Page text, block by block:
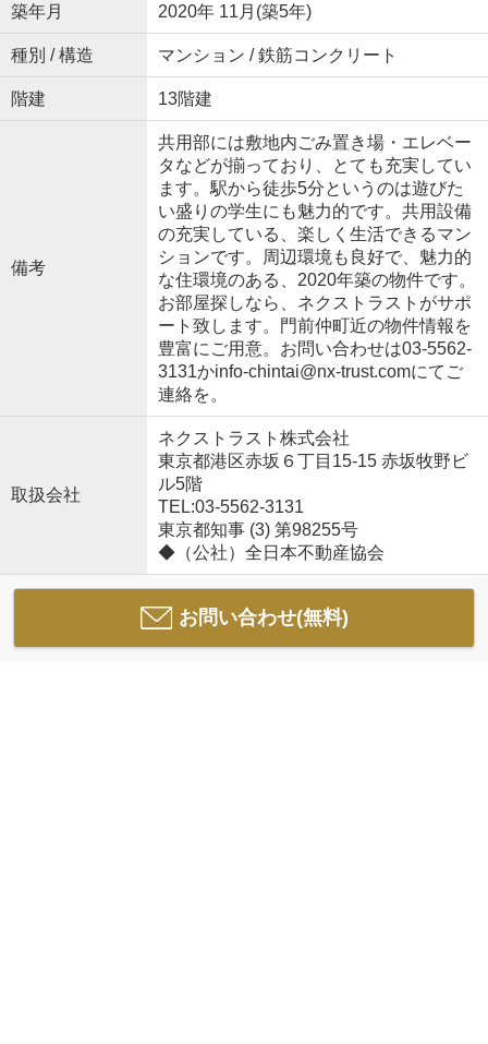
築年月 2020年 11月(築5年)
種別 / 構造 マンション / 鉄筋コンクリート
階建 13階建
備考
共用部には敷地内ごみ置き場・エレベー
タなどが揃っており、とても充実してい
ます。駅から徒歩5分というのは遊びた
い盛りの学生にも魅力的です。共用設備
の充実している、楽しく生活できるマン
ションです。周辺環境も良好で、魅力的
な住環境のある、2020年築の物件です。
お部屋探しなら、ネクストラストがサポ
ート致します。門前仲町近の物件情報を
豊富にご用意。お問い合わせは03-5562-
3131かinfo-chintai@nx-trust.comにてご
連絡を。
取扱会社
ネクストラスト株式会社
東京都港区赤坂６丁目15-15 赤坂牧野ビ
ル5階
TEL:03-5562-3131
東京都知事 (3) 第98255号
◆（公社）全日本不動産協会
お問い合わせ(無料)